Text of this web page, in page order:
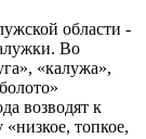
области -
Во
«калужа»,
возводят к
топкое,